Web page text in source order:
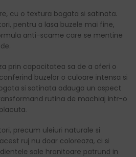
cu o textura bogata si satinata.
pentru a lasa buzele mai fine,
anti-scame care se mentine
prin capacitatea sa de a oferi o
buzelor o culoare intensa si
si satinata adauga un aspect
rutina de machiaj intr-o
precum uleiuri naturale si
ruj nu doar coloreaza, ci si
sale hranitoare patrund in